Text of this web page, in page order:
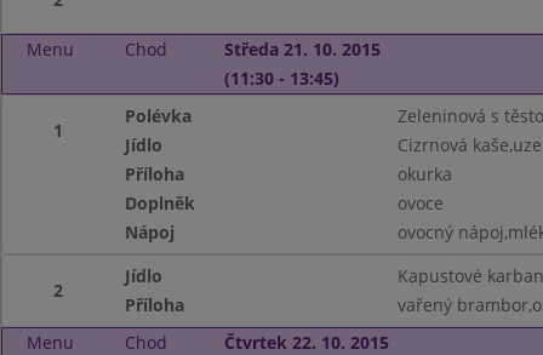
Menu Chod
Středa 21. 10. 2015
(11:30 - 13:45)
1
Polévka
Zeleninová s
Jídlo
Cizrnová
Příloha
okurka
Doplněk
ovoce
Nápoj
ovocný
2
Jídlo
Kapustové
Příloha
vařený
Menu
Chod
Čtvrtek 22. 10. 2015